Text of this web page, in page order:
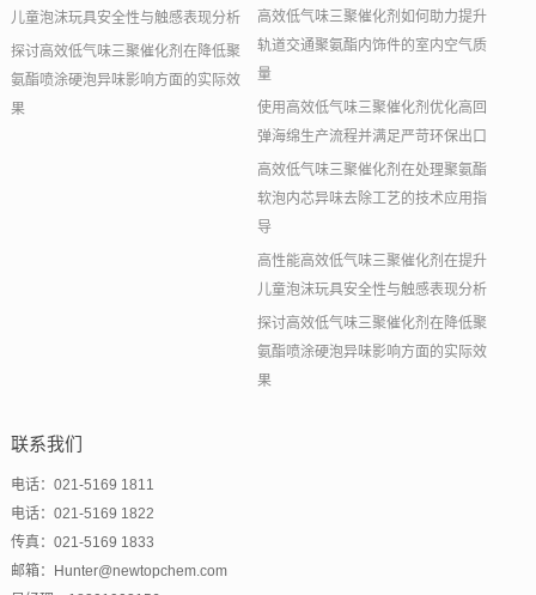
儿童泡沫玩具安全性与触感表现分析
探讨高效低气味三聚催化剂在降低聚
氨酯喷涂硬泡异味影响方面的实际效
果
高效低气味三聚催化剂如何助力提升
轨道交通聚氨酯内饰件的室内空气质
量
使用高效低气味三聚催化剂优化高回
弹海绵生产流程并满足严苛环保出口
高效低气味三聚催化剂在处理聚氨酯
软泡内芯异味去除工艺的技术应用指
导
高性能高效低气味三聚催化剂在提升
儿童泡沫玩具安全性与触感表现分析
探讨高效低气味三聚催化剂在降低聚
氨酯喷涂硬泡异味影响方面的实际效
果
联系我们
电话：021-5169 1811
电话：021-5169 1822
传真：021-5169 1833
邮箱：Hunter@newtopchem.com